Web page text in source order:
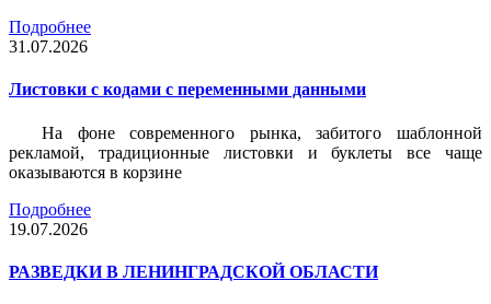
Подробнее
31.07.2026
Листовки c кодами с переменными данными
На фоне современного рынка, забитого шаблонной
рекламой, традиционные листовки и буклеты все чаще
оказываются в корзине
Подробнее
19.07.2026
РАЗВЕДКИ В ЛЕНИНГРАДСКОЙ ОБЛАСТИ